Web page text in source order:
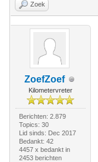
Zoek
ZoefZoef
Kilometervreter
Berichten: 2.879
Topics: 30
Lid sinds: Dec 2017
Bedankt: 42
4457 x bedankt in
2453 berichten